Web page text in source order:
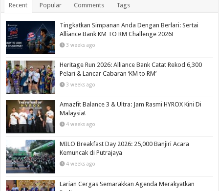
Recent Popular Comments Tags
Tingkatkan Simpanan Anda Dengan Berlari: Sertai
Alliance Bank KM TO RM Challenge 2026!
3 weeks ago
Heritage Run 2026: Alliance Bank Catat Rekod 6,300
Pelari & Lancar Cabaran ‘KM to RM’
3 weeks ago
Amazfit Balance 3 & Ultra: Jam Rasmi HYROX Kini Di
Malaysia!
4 weeks ago
MILO Breakfast Day 2026: 25,000 Banjiri Acara
Kemuncak di Putrajaya
4 weeks ago
Larian Cergas Semarakkan Agenda Merakyatkan